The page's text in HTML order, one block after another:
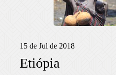
15 de Jul de 2018
Etiópia